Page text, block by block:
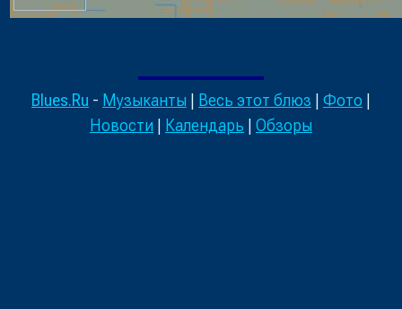
Blues.Ru - Музыканты Весь этот блюз Фото
Новости
Календарь Обзоры